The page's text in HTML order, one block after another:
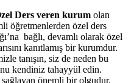
Ders veren kurum olan
öğretmenlerden özel ders
bağlı, devamlı olarak özel
kanıtlamış bir kurumdur.
tanışın, siz de neden bu
kendiniz tahayyül edin.
önemli bir olgudur.